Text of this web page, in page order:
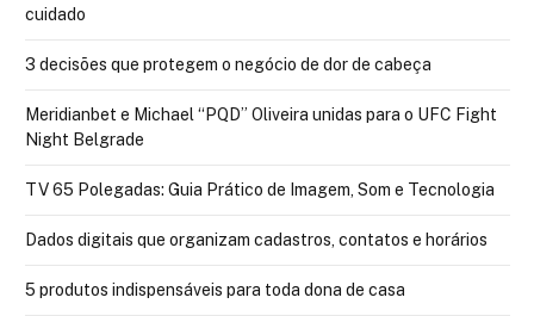
cuidado
3 decisões que protegem o negócio de dor de cabeça
Meridianbet e Michael “PQD” Oliveira unidas para o UFC Fight
Night Belgrade
TV 65 Polegadas: Guia Prático de Imagem, Som e Tecnologia
Dados digitais que organizam cadastros, contatos e horários
5 produtos indispensáveis para toda dona de casa